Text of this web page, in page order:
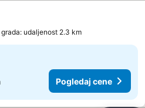
udaljenost 2.3 km
Pogledaj cene